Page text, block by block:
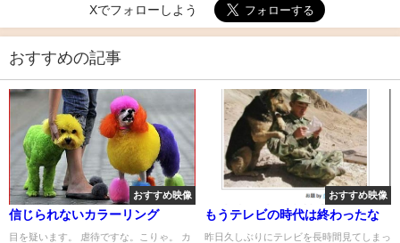
Xでフォローしよう
おすすめの記事
おすすめ映像
信じられないカラーリング
目を疑います。 虐待ですな。こりゃ。 カ
おすすめ映像
もうテレビの時代は終わったな
昨日久しぶりにテレビを長時間見てしまっ